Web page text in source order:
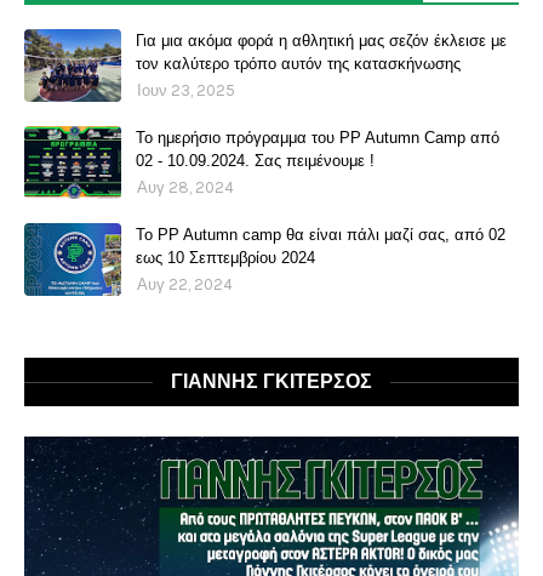
Για μια ακόμα φορά η αθλητική μας σεζόν έκλεισε με
τον καλύτερο τρόπο αυτόν της κατασκήνωσης
Ιουν 23, 2025
Το ημερήσιο πρόγραμμα του PP Autumn Camp από
02 - 10.09.2024. Σας πειμένουμε !
Αυγ 28, 2024
Το PP Autumn camp θα είναι πάλι μαζί σας, από 02
εως 10 Σεπτεμβρίου 2024
Αυγ 22, 2024
ΓΙΑΝΝΗΣ ΓΚΙΤΕΡΣΟΣ